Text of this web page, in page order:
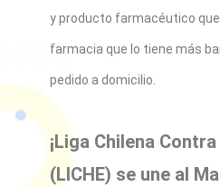
y producto farmacéutico
farmacia que lo tiene más
pedido a domicilio.
¡Liga Chilena
(LICHE) se une al